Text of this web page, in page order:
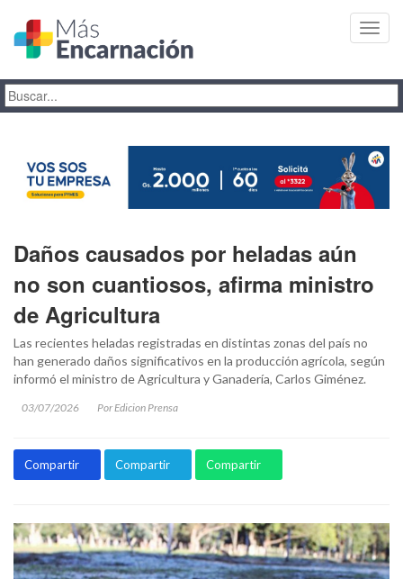
Daños causados por heladas aún
no son cuantiosos, afirma ministro
de Agricultura
Las recientes heladas registradas en distintas zonas del país no
han generado daños significativos en la producción agrícola, según
informó el ministro de Agricultura y Ganadería, Carlos Giménez.
03/07/2026 Por Edicion Prensa
Compartir Compartir Compartir